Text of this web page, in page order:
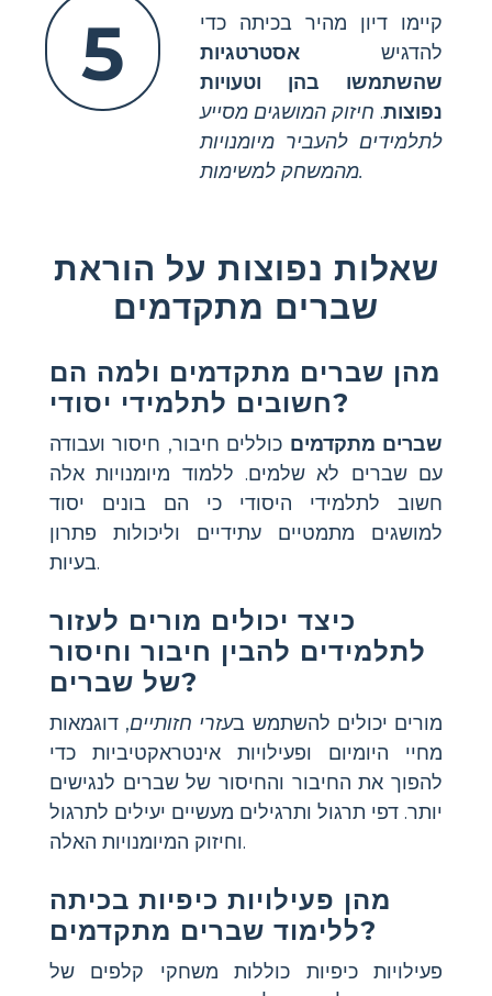
5
קיימו דיון מהיר בכיתה כדי
להדגיש אסטרטגיות
שהשתמשו בהן וטעויות
נפוצות. חיזוק המושגים מסייע
לתלמידים להעביר מיומנויות
מהמשחק למשימות.
שאלות נפוצות על הוראת
שברים מתקדמים
מהן שברים מתקדמים ולמה הם
חשובים לתלמידי יסודי?
שברים מתקדמים כוללים חיבור, חיסור ועבודה
עם שברים לא שלמים. ללמוד מיומנויות אלה
חשוב לתלמידי היסודי כי הם בונים יסוד
למושגים מתמטיים עתידיים וליכולות פתרון
בעיות.
כיצד יכולים מורים לעזור
לתלמידים להבין חיבור וחיסור
של שברים?
מורים יכולים להשתמש בעזרי חזותיים, דוגמאות
מחיי היומיום ופעילויות אינטראקטיביות כדי
להפוך את החיבור והחיסור של שברים לנגישים
יותר. דפי תרגול ותרגילים מעשיים יעילים לתרגול
וחיזוק המיומנויות האלה.
מהן פעילויות כיפיות בכיתה
ללימוד שברים מתקדמים?
פעילויות כיפיות כוללות משחקי קלפים של